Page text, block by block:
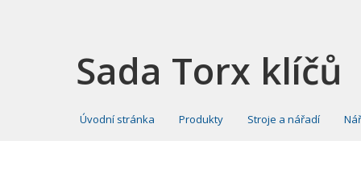
Sada Torx klíčů
Úvodní stránka Produkty Stroje a nářadí